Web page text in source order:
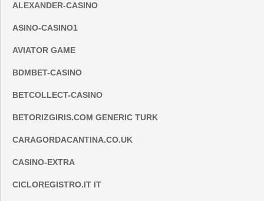
ALEXANDER-CASINO
ASINO-CASINO1
AVIATOR GAME
BDMBET-CASINO
BETCOLLECT-CASINO
BETORIZGIRIS.COM GENERIC TURK
CARAGORDACANTINA.CO.UK
CASINO-EXTRA
CICLOREGISTRO.IT IT